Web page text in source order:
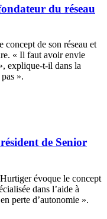
du réseau
de son réseau et
« Il faut avoir envie
explique-t-il dans la
».
de Senior
évoque le concept
dans l’aide à
perte d’autonomie ».